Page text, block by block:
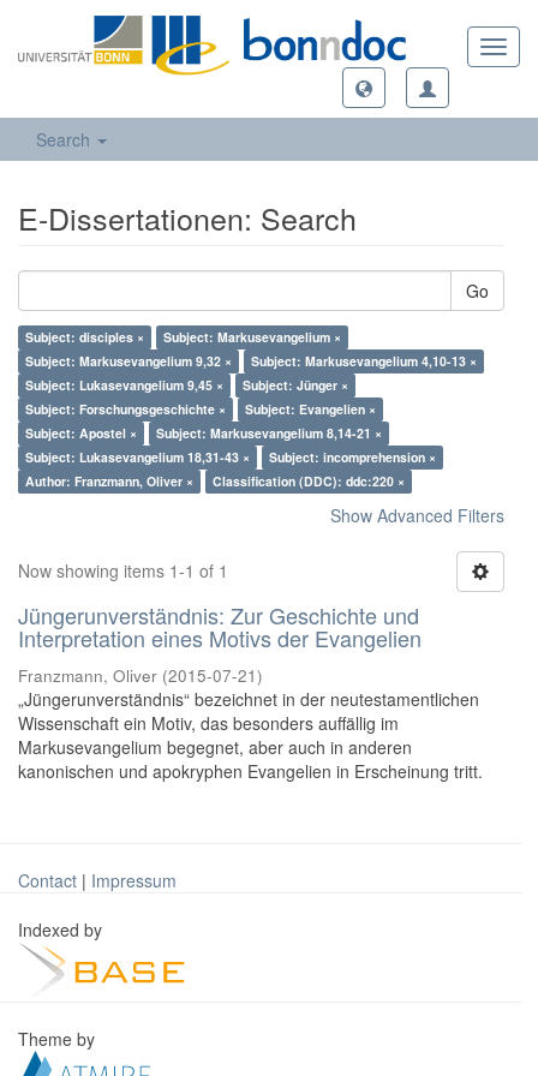
Search
E-Dissertationen: Search
Go
Subject: disciples ×
Subject: Markusevangelium ×
Subject: Markusevangelium 9,32 ×
Subject: Markusevangelium 4,10-13 ×
Subject: Lukasevangelium 9,45 ×
Subject: Jünger ×
Subject: Forschungsgeschichte ×
Subject: Evangelien ×
Subject: Apostel ×
Subject: Markusevangelium 8,14-21 ×
Subject: Lukasevangelium 18,31-43 ×
Subject: incomprehension ×
Author: Franzmann, Oliver ×
Classification (DDC): ddc:220 ×
Show Advanced Filters
Now showing items 1-1 of 1
Jüngerunverständnis: Zur Geschichte und
Interpretation eines Motivs der Evangelien
Franzmann, Oliver (2015-07-21)
„Jüngerunverständnis“ bezeichnet in der neutestamentlichen
Wissenschaft ein Motiv, das besonders auffällig im
Markusevangelium begegnet, aber auch in anderen
kanonischen und apokryphen Evangelien in Erscheinung tritt.
Contact | Impressum
Indexed by
Theme by